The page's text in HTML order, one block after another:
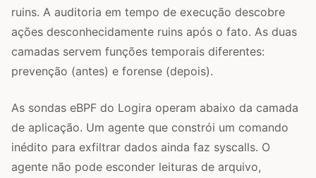
ruins. A auditoria em tempo de execução descobre
ações desconhecidamente ruins após o fato. As duas
camadas servem funções temporais diferentes:
prevenção (antes) e forense (depois).
As sondas eBPF do Logira operam abaixo da camada
de aplicação. Um agente que constrói um comando
inédito para exfiltrar dados ainda faz syscalls. O
agente não pode esconder leituras de arquivo,